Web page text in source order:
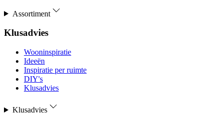
Assortiment
Klusadvies
Wooninspiratie
Ideeën
Inspiratie per ruimte
DIY's
Klusadvies
Klusadvies